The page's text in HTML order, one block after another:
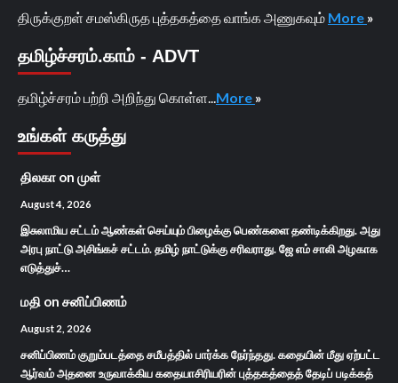
திருக்குறள் சமஸ்கிருத புத்தகத்தை வாங்க அணுகவும் More »
தமிழ்ச்சரம்.காம் - ADVT
தமிழ்ச்சரம் பற்றி அறிந்து கொள்ள... More »
உங்கள் கருத்து
திலகா on முள்
August 4, 2026
இசுலாமிய சட்டம் ஆண்கள் செய்யும் பிழைக்கு பெண்களை தண்டிக்கிறது. அது
அரபு நாட்டு அசிங்கச் சட்டம். தமிழ் நாட்டுக்கு சரிவராது. ஜே எம் சாலி அழகாக
எடுத்துச்…
மதி on சனிப்பிணம்
August 2, 2026
சனிப்பிணம் குறும்படத்தை சமீபத்தில் பார்க்க நேர்ந்தது. கதையின் மீது ஏற்பட்ட
ஆர்வம் அதனை உருவாக்கிய கதையாசிரியரின் புத்தகத்தைத் தேடிப் படிக்கத்